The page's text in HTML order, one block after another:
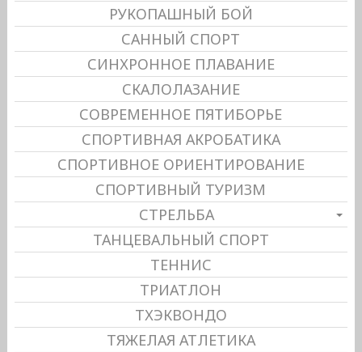
РУКОПАШНЫЙ БОЙ
САННЫЙ СПОРТ
СИНХРОННОЕ ПЛАВАНИЕ
СКАЛОЛАЗАНИЕ
СОВРЕМЕННОЕ ПЯТИБОРЬЕ
СПОРТИВНАЯ АКРОБАТИКА
СПОРТИВНОЕ ОРИЕНТИРОВАНИЕ
СПОРТИВНЫЙ ТУРИЗМ
СТРЕЛЬБА
ТАНЦЕВАЛЬНЫЙ СПОРТ
ТЕННИС
ТРИАТЛОН
ТХЭКВОНДО
ТЯЖЕЛАЯ АТЛЕТИКА